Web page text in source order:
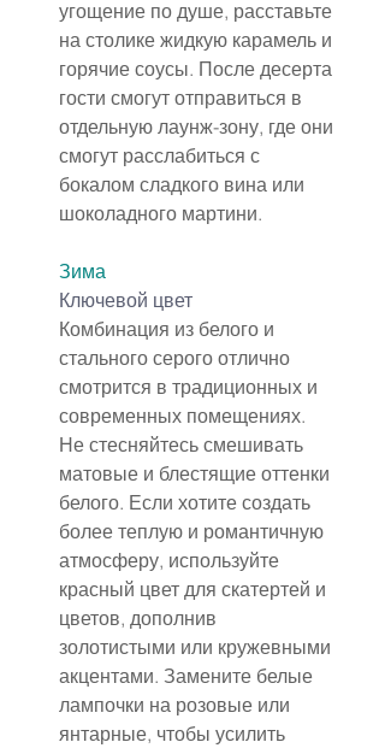
угощение по душе, расставьте
на столике жидкую карамель и
горячие соусы. После десерта
гости смогут отправиться в
отдельную лаунж-зону, где они
смогут расслабиться с
бокалом сладкого вина или
шоколадного мартини.
Зима
Ключевой цвет
Комбинация из белого и
стального серого отлично
смотрится в традиционных и
современных помещениях.
Не стесняйтесь смешивать
матовые и блестящие оттенки
белого. Если хотите создать
более теплую и романтичную
атмосферу, используйте
красный цвет для скатертей и
цветов, дополнив
золотистыми или кружевными
акцентами. Замените белые
лампочки на розовые или
янтарные, чтобы усилить